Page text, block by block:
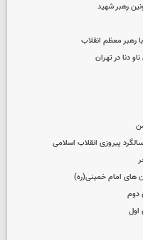
رهبر شهید
رهبر معظم انقلاب
دنا در تهران
پیروزی انقلاب اسلامی
های امام خمینی(ره)
دوم
اول